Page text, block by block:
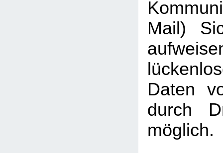
Mail)
Daten
durch
möglich.